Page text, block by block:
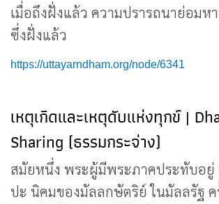
เมื่อถึงฝั่งแล้ว ความปรารถนาย่อมห
ซึ่งฝั่งแล้ว
https://uttayarndham.org/node/6341
เหตุเกิดและเหตุดับแห่งทุกข์ |
Sharing (ธรรมกระจ่าง)
สมัยหนึ่ง พระผู้มีพระภาคประทับอยู่
ปะ นิคมของมัลลกษัตริย์ ในมัลลรัฐ